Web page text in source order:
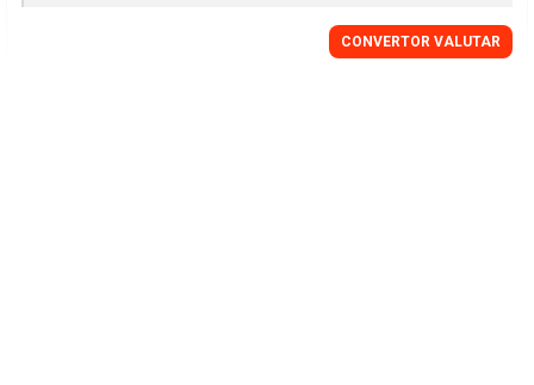
CONVERTOR VALUTAR